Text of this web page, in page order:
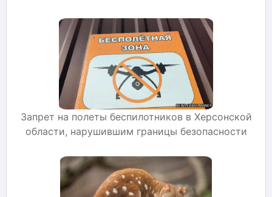
Запрет на полеты беспилотников в Херсонской
области, нарушившим границы безопасности